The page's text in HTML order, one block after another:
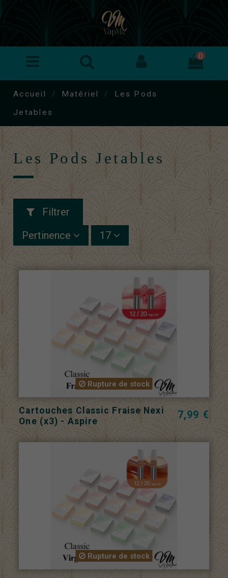
0
Accueil Matériel
Les Pods
Jetables
Les Pods Jetables
Filtrer
Pertinence
17
Rupture de stock
Cartouches Classic Fraise Nexi
One (x3) - Aspire
7,99 €
Rupture de stock